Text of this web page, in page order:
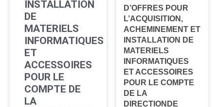
INSTALLATION
DE
MATERIELS
INFORMATIQUES
ET
ACCESSOIRES
POUR LE
COMPTE DE
LA
D’OFFRES POUR
L’ACQUISITION,
ACHEMINEMENT ET
INSTALLATION DE
MATERIELS
INFORMATIQUES
ET ACCESSOIRES
POUR LE COMPTE
DE LA
DIRECTIONDE